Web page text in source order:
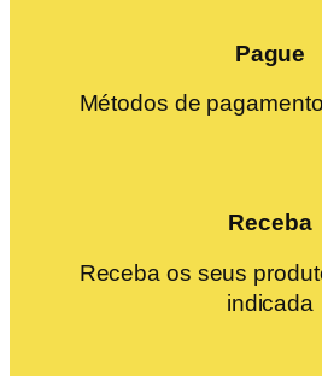
Pague
Métodos de
Receba
Receba os seus
indicada